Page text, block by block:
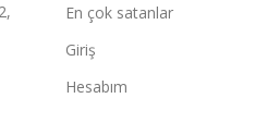
En çok satanlar
Giriş
Hesabım